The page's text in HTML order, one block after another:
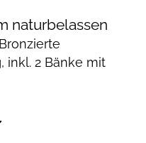
naturbelassen
inkl. 2 Bänke mit